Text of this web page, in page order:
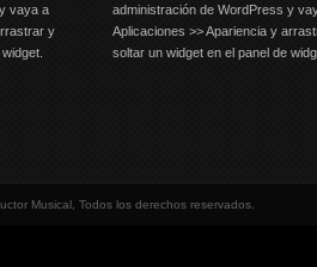
vaya a
y
administración de WordPress y
Aplicaciones >> Apariencia y
soltar un widget en el panel de
Musical, Todos los derechos reservados.